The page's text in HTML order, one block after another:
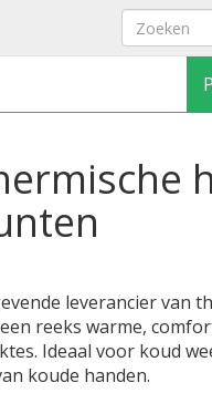
leverancier van
reeks warme,
Ideaal voor koud
koude handen.